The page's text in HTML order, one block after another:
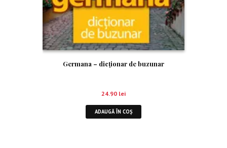
Germana – dicţionar de buzunar
24.90 lei
ADAUGĂ ÎN COȘ